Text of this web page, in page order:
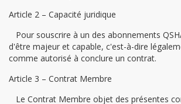
Article 2 – Capacité juridique
Pour souscrire à un des abonnements
d'être majeur et capable, c'est-à-dire
comme autorisé à conclure un contrat.
Article 3 – Contrat Membre
Le Contrat Membre objet des présentes